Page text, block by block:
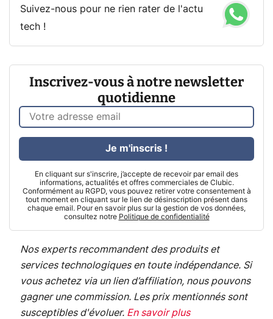
Suivez-nous pour ne rien rater de l'actu
tech !
Inscrivez-vous à notre newsletter
quotidienne
En cliquant sur s'inscrire, j’accepte de recevoir par email des
informations, actualités et offres commerciales de Clubic.
Conformément au RGPD, vous pouvez retirer votre consentement à
tout moment en cliquant sur le lien de désinscription présent dans
chaque email. Pour en savoir plus sur la gestion de vos données,
consultez notre Politique de confidentialité
Je m'inscris !
Nos experts recommandent des produits et
services technologiques en toute indépendance. Si
vous achetez via un lien d’affiliation, nous pouvons
gagner une commission. Les prix mentionnés sont
susceptibles d'évoluer. En savoir plus